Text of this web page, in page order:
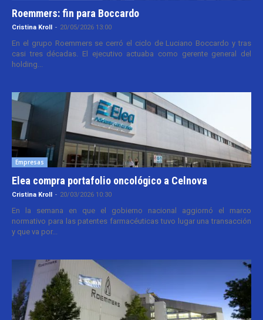
Roemmers: fin para Boccardo
Cristina Kroll - 20/05/2026 13:00
En el grupo Roemmers se cerró el ciclo de Luciano Boccardo y tras
casi tres décadas. El ejecutivo actuaba como gerente general del
holding...
Empresas
Elea compra portafolio oncológico a Celnova
Cristina Kroll - 20/03/2026 10:30
En la semana en que el gobierno nacional aggiornó el marco
normativo para las patentes farmacéuticas tuvo lugar una transacción
y que va por...